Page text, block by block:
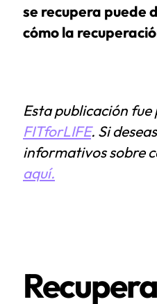
se recupera puede
cómo la
Esta publicación
FITforLIFE. Si
informativos sobre
aquí.